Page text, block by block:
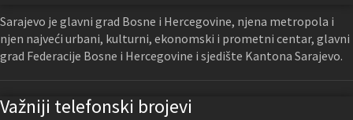
Sarajevo je glavni grad Bosne i Hercegovine, njena metropola i
njen najveći urbani, kulturni, ekonomski i prometni centar, glavni
grad Federacije Bosne i Hercegovine i sjedište Kantona Sarajevo.
Važniji telefonski brojevi